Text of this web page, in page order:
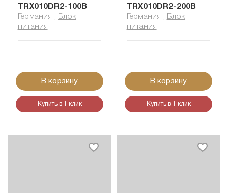
TRX010DR2-100B
Германия , Блок
питания
В корзину
Купить в 1 клик
TRX010DR2-200B
Германия , Блок
питания
В корзину
Купить в 1 клик